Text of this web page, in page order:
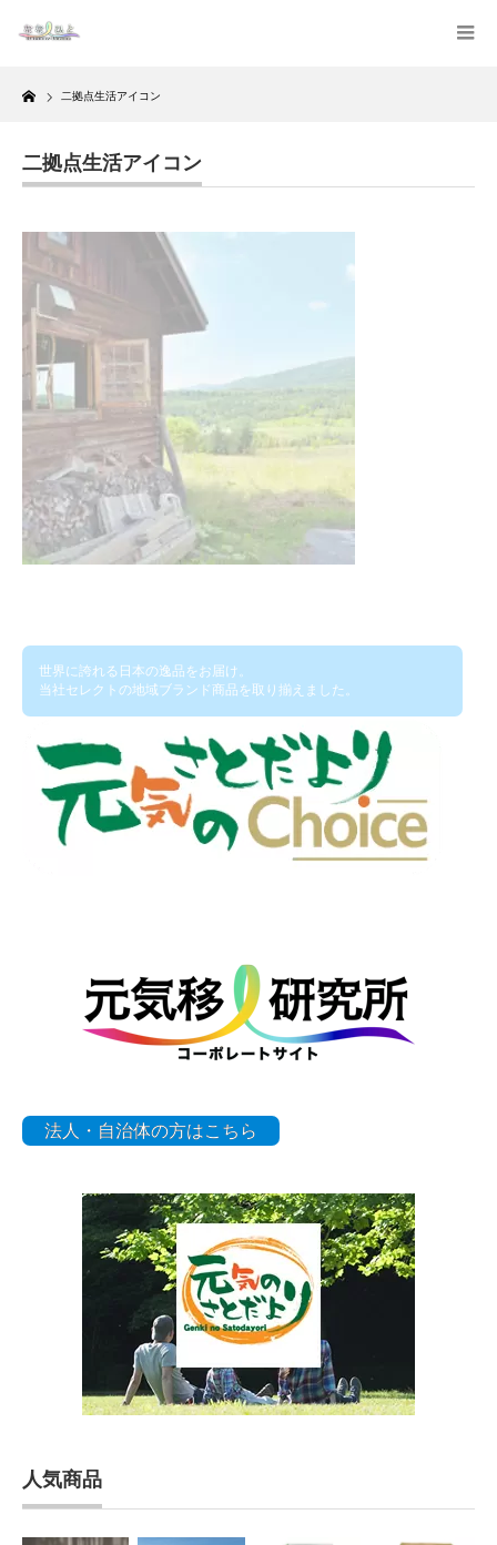
Home
二拠点生活アイコン
二拠点生活アイコン
世界に誇れる日本の逸品をお届け。
当社セレクトの地域ブランド商品を取り揃えました。
法人・自治体の方はこちら
人気商品